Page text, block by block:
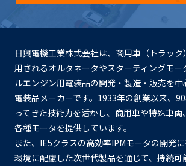
日興電機工業株式会社は、商用車（トラッ
用されるオルタネータやスターティングモー
ルエンジン用電装品の開発・製造・販売を
電装品メーカーです。1933年の創業以来、
ってきた技術力を活かし、商用車や特殊車両
各種モータを提供しています。
また、IE5クラスの高効率IPMモータの開発に
環境に配慮した次世代製品を通じて、持続可